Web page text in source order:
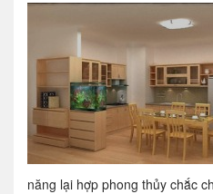
năng lại hợp phong thủy chắc